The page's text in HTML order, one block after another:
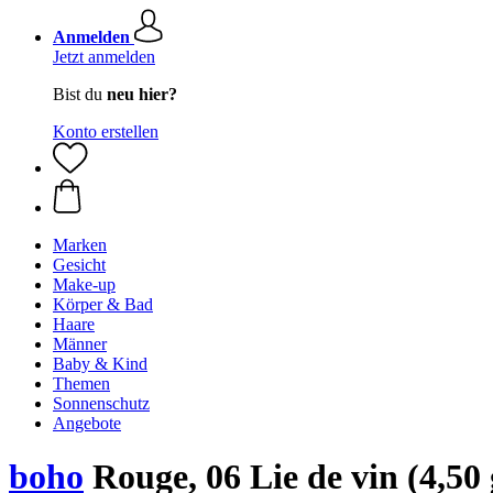
Anmelden
Jetzt anmelden
Bist du neu hier?
Konto erstellen
Marken
Gesicht
Make-up
Körper & Bad
Haare
Männer
Baby & Kind
Themen
Sonnenschutz
Angebote
boho Rouge, 06 Lie de vin (4,50